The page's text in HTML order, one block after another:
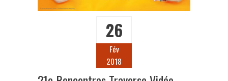
26
Fév
2018